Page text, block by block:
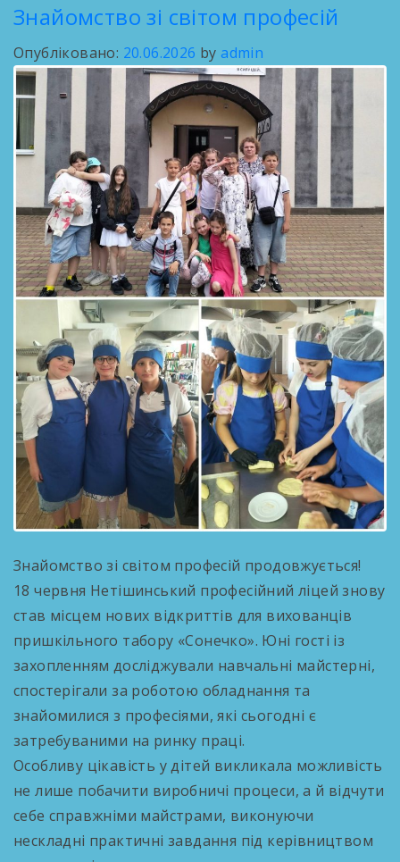
Знайомство зі світом професій
Опубліковано: 20.06.2026 by admin
Знайомство зі світом професій продовжується!
18 червня Нетішинський професійний ліцей знову
став місцем нових відкриттів для вихованців
пришкільного табору «Сонечко». Юні гості із
захопленням досліджували навчальні майстерні,
спостерігали за роботою обладнання та
знайомилися з професіями, які сьогодні є
затребуваними на ринку праці.
Особливу цікавість у дітей викликала можливість
не лише побачити виробничі процеси, а й відчути
себе справжніми майстрами, виконуючи
нескладні практичні завдання під керівництвом